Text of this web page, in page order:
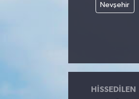
Nevşehir
HISSEDILEN